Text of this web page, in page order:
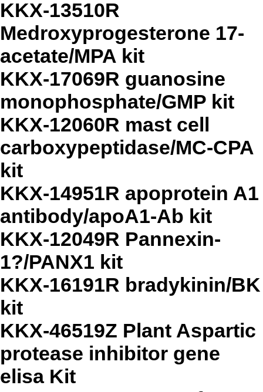
KKX-13510R
Medroxyprogesterone 17-
acetate/MPA kit
KKX-17069R guanosine
monophosphate/GMP kit
KKX-12060R mast cell
carboxypeptidase/MC-CPA
kit
KKX-14951R apoprotein A1
antibody/apoA1-Ab kit
KKX-12049R Pannexin-
1?/PANX1 kit
KKX-16191R bradykinin/BK
kit
KKX-46519Z Plant Aspartic
protease inhibitor gene
elisa Kit